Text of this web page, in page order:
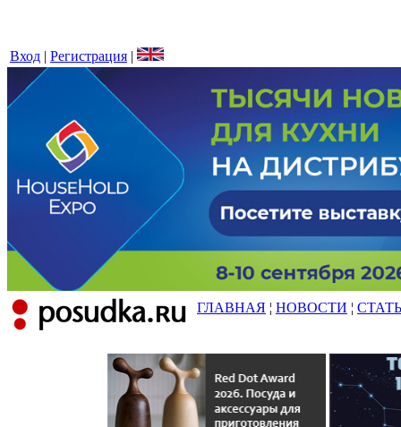
Вход | Регистрация |
ГЛАВНАЯ ¦ НОВОСТИ ¦